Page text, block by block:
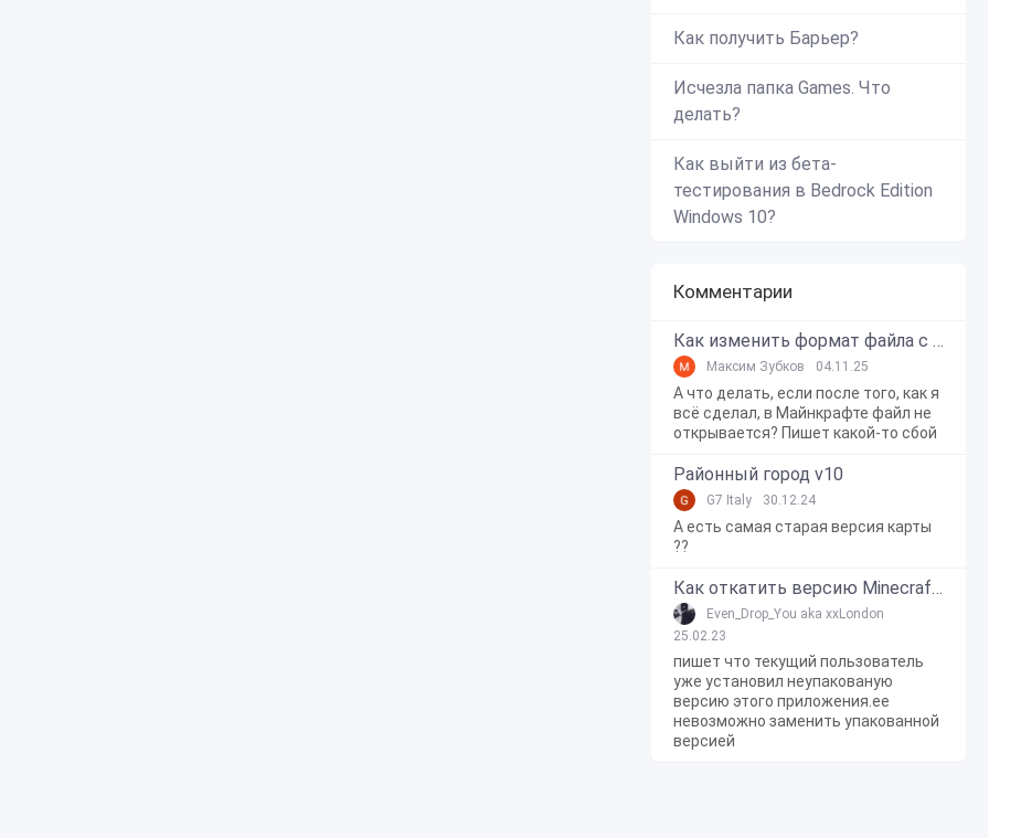
Как получить Барьер?
Исчезла папка Games. Что
делать?
Как выйти из бета-
тестирования в Bedrock Edition
Windows 10?
Комментарии
Как изменить формат файла с zip в mcworld?
Максим Зубков 04.11.25
А что делать, если после того, как я
всё сделал, в Майнкрафте файл не
открывается? Пишет какой-то сбой
Районный город v10
G7 Italy 30.12.24
А есть самая старая версия карты
??
Как откатить версию Minecraft Bedrock Edition на Windows 10?
Even_Drop_You aka xxLondon
25.02.23
пишет что текущий пользователь
уже установил неупакованую
версию этого приложения.ее
невозможно заменить упакованной
версией